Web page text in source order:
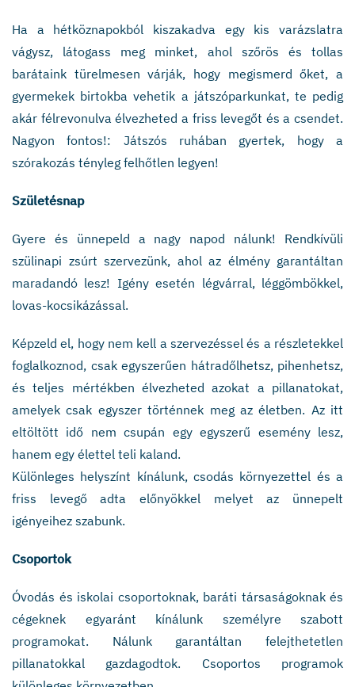
Ha a hétköznapokból kiszakadva egy kis varázslatra
vágysz, látogass meg minket, ahol szőrös és tollas
barátaink türelmesen várják, hogy megismerd őket, a
gyermekek birtokba vehetik a játszóparkunkat, te pedig
akár félrevonulva élvezheted a friss levegőt és a csendet.
Nagyon fontos!: Játszós ruhában gyertek, hogy a
szórakozás tényleg felhőtlen legyen!
Születésnap
Gyere és ünnepeld a nagy napod nálunk! Rendkívüli
szülinapi zsúrt szervezünk, ahol az élmény garantáltan
maradandó lesz! Igény esetén légvárral, léggömbökkel,
lovas-kocsikázással.
Képzeld el, hogy nem kell a szervezéssel és a részletekkel
foglalkoznod, csak egyszerűen hátradőlhetsz, pihenhetsz,
és teljes mértékben élvezheted azokat a pillanatokat,
amelyek csak egyszer történnek meg az életben. Az itt
eltöltött idő nem csupán egy egyszerű esemény lesz,
hanem egy élettel teli kaland.
Különleges helyszínt kínálunk, csodás környezettel és a
friss levegő adta előnyökkel melyet az ünnepelt
igényeihez szabunk.
Csoportok
Óvodás és iskolai csoportoknak, baráti társaságoknak és
cégeknek egyaránt kínálunk személyre szabott
programokat. Nálunk garantáltan felejthetetlen
pillanatokkal gazdagodtok. Csoportos programok